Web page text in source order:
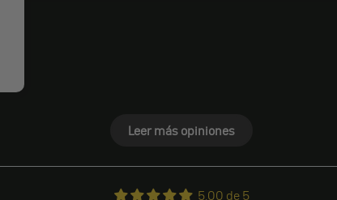
Leer más opiniones
5.00 de 5